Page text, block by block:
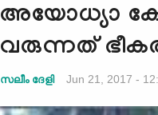
അയോധ്യാ
വരുന്നത്
സലീം ദേളി Jun 21, 2017 -